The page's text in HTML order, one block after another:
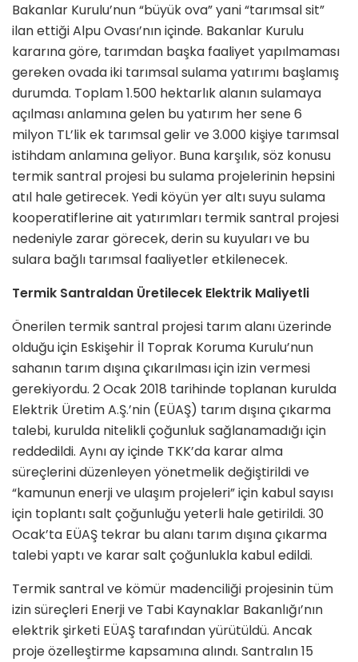
Bakanlar Kurulu’nun “büyük ova” yani “tarımsal sit”
ilan ettiği Alpu Ovası’nın içinde. Bakanlar Kurulu
kararına göre, tarımdan başka faaliyet yapılmaması
gereken ovada iki tarımsal sulama yatırımı başlamış
durumda. Toplam 1.500 hektarlık alanın sulamaya
açılması anlamına gelen bu yatırım her sene 6
milyon TL’lik ek tarımsal gelir ve 3.000 kişiye tarımsal
istihdam anlamına geliyor. Buna karşılık, söz konusu
termik santral projesi bu sulama projelerinin hepsini
atıl hale getirecek. Yedi köyün yer altı suyu sulama
kooperatiflerine ait yatırımları termik santral projesi
nedeniyle zarar görecek, derin su kuyuları ve bu
sulara bağlı tarımsal faaliyetler etkilenecek.
Termik Santraldan Üretilecek Elektrik Maliyetli
Önerilen termik santral projesi tarım alanı üzerinde
olduğu için Eskişehir İl Toprak Koruma Kurulu’nun
sahanın tarım dışına çıkarılması için izin vermesi
gerekiyordu. 2 Ocak 2018 tarihinde toplanan kurulda
Elektrik Üretim A.Ş.’nin (EÜAŞ) tarım dışına çıkarma
talebi, kurulda nitelikli çoğunluk sağlanamadığı için
reddedildi. Aynı ay içinde TKK’da karar alma
süreçlerini düzenleyen yönetmelik değiştirildi ve
“kamunun enerji ve ulaşım projeleri” için kabul sayısı
için toplantı salt çoğunluğu yeterli hale getirildi. 30
Ocak’ta EÜAŞ tekrar bu alanı tarım dışına çıkarma
talebi yaptı ve karar salt çoğunlukla kabul edildi.
Termik santral ve kömür madenciliği projesinin tüm
izin süreçleri Enerji ve Tabi Kaynaklar Bakanlığı’nın
elektrik şirketi EÜAŞ tarafından yürütüldü. Ancak
proje özelleştirme kapsamına alındı. Santralın 15